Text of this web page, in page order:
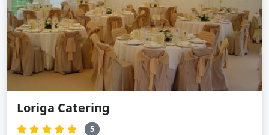
Loriga Catering
5